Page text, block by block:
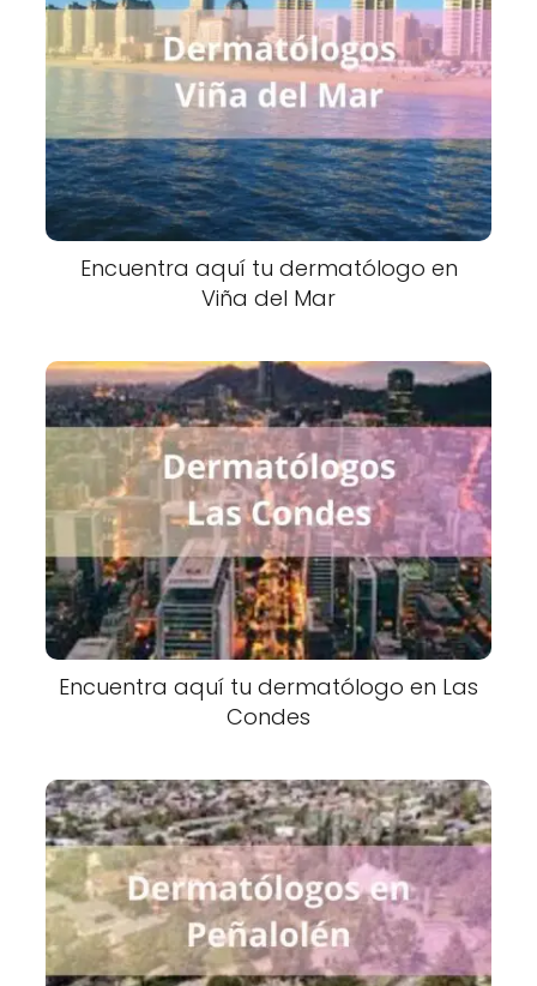
Encuentra aquí tu dermatólogo en
Viña del Mar
Encuentra aquí tu dermatólogo en Las
Condes